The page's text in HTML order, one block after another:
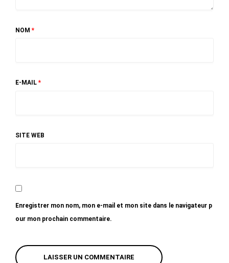
NOM *
E-MAIL *
SITE WEB
Enregistrer mon nom, mon e-mail et mon site dans le navigateur p
our mon prochain commentaire.